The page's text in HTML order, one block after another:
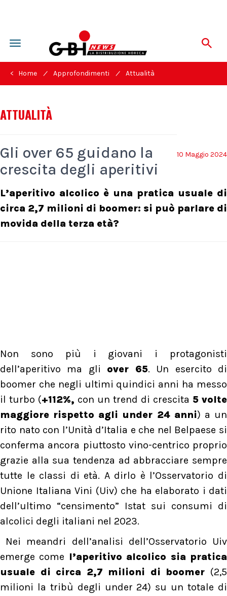
Toggle
navigation
< Home / Approfondimenti / Attualità
ATTUALITÀ
10 Maggio 2024
Gli over 65 guidano la
crescita degli aperitivi
L’aperitivo alcolico è una pratica usuale di
circa 2,7 milioni di boomer: si può parlare di
movida della terza età?
Non sono più i giovani i protagonisti
dell’aperitivo ma gli over 65. Un esercito di
boomer che negli ultimi quindici anni ha messo
il turbo (+112%, con un trend di crescita 5 volte
maggiore rispetto agli under 24 anni) a un
rito nato con l’Unità d’Italia e che nel Belpaese si
conferma ancora piuttosto vino-centrico proprio
grazie alla sua tendenza ad abbracciare sempre
tutte le classi di età. A dirlo è l’Osservatorio di
Unione Italiana Vini (Uiv) che ha elaborato i dati
dell’ultimo “censimento” Istat sui consumi di
alcolici degli italiani nel 2023.
Nei meandri dell’analisi dell’Osservatorio Uiv
emerge come l’aperitivo alcolico sia pratica
usuale di circa 2,7 milioni di boomer (2,5
milioni la tribù degli under 24) su un totale di